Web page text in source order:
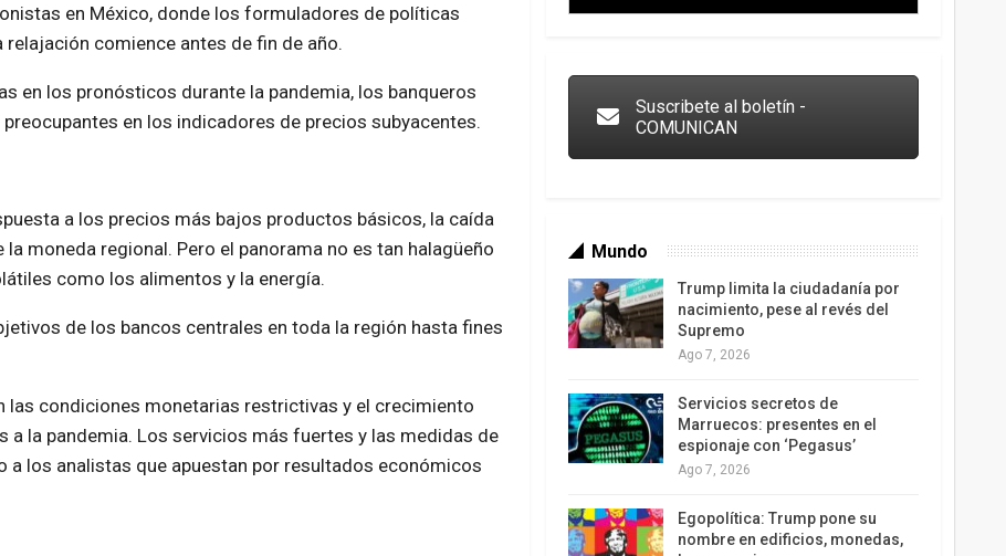
en México, donde los formuladores de políticas
comience antes de fin de año.
en los pronósticos durante la pandemia, los banqueros
en los indicadores de precios subyacentes.
a los precios más bajos productos básicos, la caída
moneda regional. Pero el panorama no es tan halagüeño
como los alimentos y la energía.
de los bancos centrales en toda la región hasta fines
condiciones monetarias restrictivas y el crecimiento
a la pandemia. Los servicios más fuertes y las medidas de
a los analistas que apuestan por resultados económicos
Los latinos le van dando la espalda a Trump
Suscribete al boletín -
COMUNICAN
Mundo
Trump limita la ciudadanía por
nacimiento, pese al revés del
Supremo
Ago 7, 2026
Servicios secretos de
Marruecos: presentes en el
espionaje con ‘Pegasus’
Ago 7, 2026
Egopolítica: Trump pone su
nombre en edificios, monedas,